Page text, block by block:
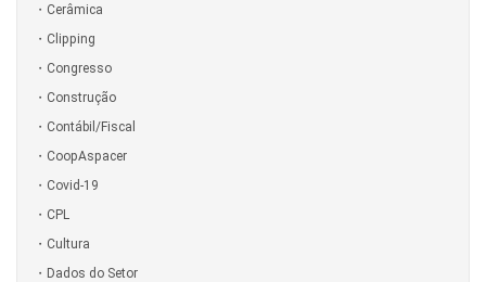
Cerâmica
Clipping
Congresso
Construção
Contábil/Fiscal
CoopAspacer
Covid-19
CPL
Cultura
Dados do Setor